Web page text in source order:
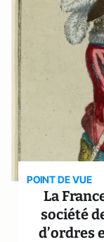
POINT DE VUE
La
société
d’ordres